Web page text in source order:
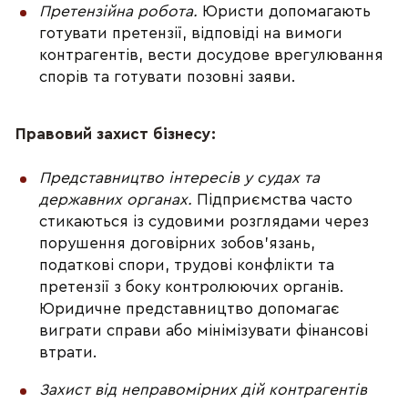
Претензійна робота. Юристи допомагають
готувати претензії, відповіді на вимоги
контрагентів, вести досудове врегулювання
спорів та готувати позовні заяви.
Правовий захист бізнесу:
Представництво інтересів у судах та
державних органах. Підприємства часто
стикаються із судовими розглядами через
порушення договірних зобов’язань,
податкові спори, трудові конфлікти та
претензії з боку контролюючих органів.
Юридичне представництво допомагає
виграти справи або мінімізувати фінансові
втрати.
Захист від неправомірних дій контрагентів